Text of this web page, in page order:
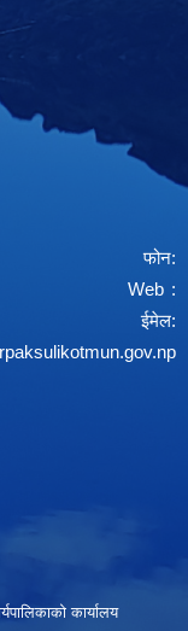
गोरखा फोन:
Web :
कार्यालय